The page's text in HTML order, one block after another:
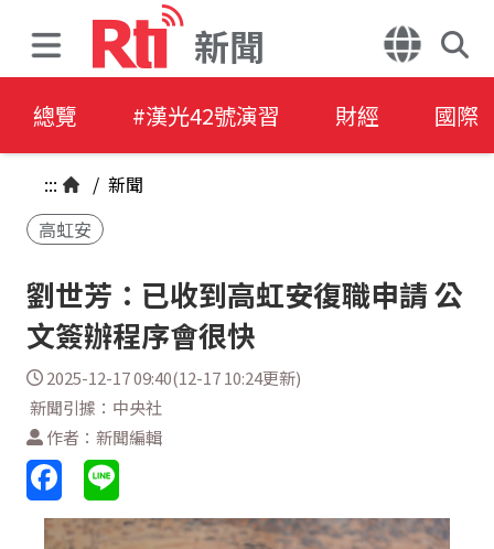
新聞
總覽 #漢光42號演習 財經 國際
::: / 新聞
高虹安
劉世芳：已收到高虹安復職申請 公
文簽辦程序會很快
2025-12-17 09:40(12-17 10:24更新)
新聞引據：中央社
作者：新聞編輯